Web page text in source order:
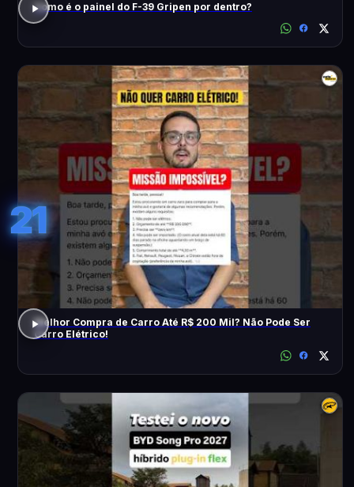
Como é o painel do F-39 Gripen por dentro?
21
Melhor Compra de Carro Até R$ 200 Mil? Não Pode Ser
Carro Elétrico!